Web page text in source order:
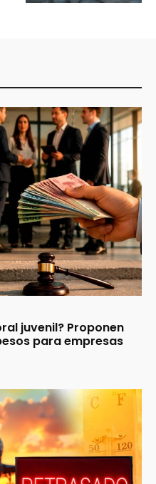
juvenil? Proponen
para empresas